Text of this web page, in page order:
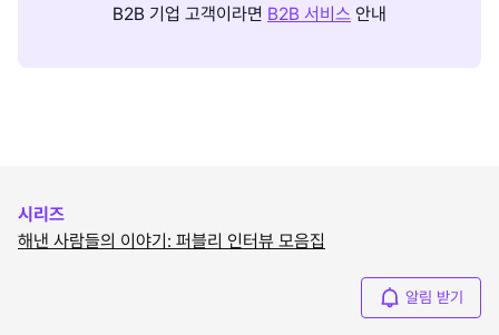
B2B 기업 고객이라면 B2B 서비스 안내
시리즈
해낸 사람들의 이야기: 퍼블리 인터뷰 모음집
알림 받기